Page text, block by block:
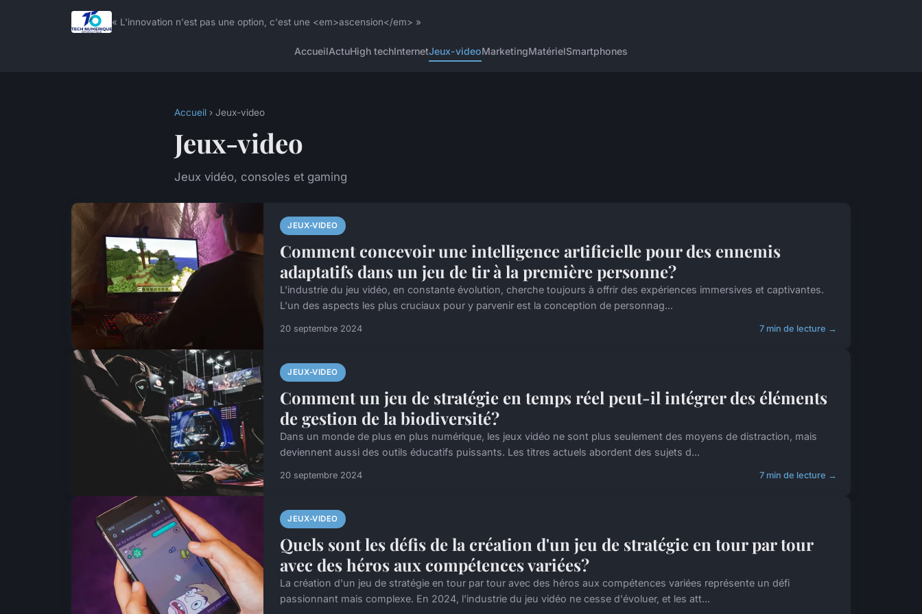
« L'innovation n'est pas une option, c'est une <em>ascension</em> »
AccueilActuHigh techInternetJeux-videoMarketingMatérielSmartphones
Accueil › Jeux-video
Jeux-video
Jeux vidéo, consoles et gaming
JEUX-VIDEO
Comment concevoir une intelligence artificielle pour des ennemis
adaptatifs dans un jeu de tir à la première personne?
L'industrie du jeu vidéo, en constante évolution, cherche toujours à offrir des expériences immersives et captivantes.
L'un des aspects les plus cruciaux pour y parvenir est la conception de personnag...
20 septembre 2024 7 min de lecture →
JEUX-VIDEO
Comment un jeu de stratégie en temps réel peut-il intégrer des éléments
de gestion de la biodiversité?
Dans un monde de plus en plus numérique, les jeux vidéo ne sont plus seulement des moyens de distraction, mais
deviennent aussi des outils éducatifs puissants. Les titres actuels abordent des sujets d...
20 septembre 2024 7 min de lecture →
JEUX-VIDEO
Quels sont les défis de la création d'un jeu de stratégie en tour par tour
avec des héros aux compétences variées?
La création d'un jeu de stratégie en tour par tour avec des héros aux compétences variées représente un défi
passionnant mais complexe. En 2024, l'industrie du jeu vidéo ne cesse d'évoluer, et les att...